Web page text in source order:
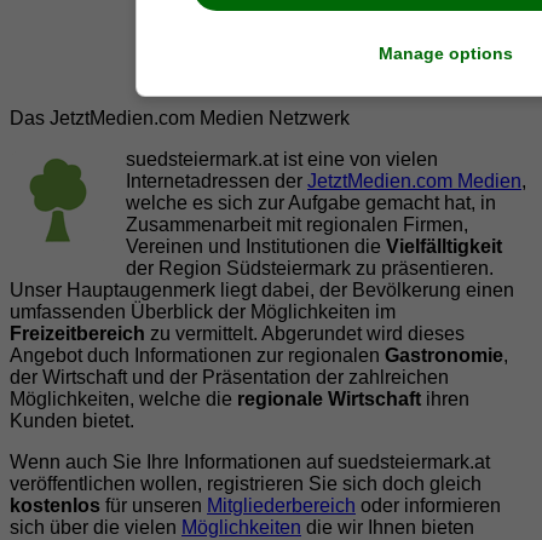
Das JetztMedien.com Medien Netzwerk
suedsteiermark.at ist eine von vielen
Internetadressen der JetztMedien.com Medien,
welche es sich zur Aufgabe gemacht hat, in
Zusammenarbeit mit regionalen Firmen,
Vereinen und Institutionen die Vielfälltigkeit
der Region Südsteiermark zu präsentieren.
Unser Hauptaugenmerk liegt dabei, der Bevölkerung einen
umfassenden Überblick der Möglichkeiten im
Freizeitbereich zu vermittelt. Abgerundet wird dieses
Angebot duch Informationen zur regionalen Gastronomie,
der Wirtschaft und der Präsentation der zahlreichen
Möglichkeiten, welche die regionale Wirtschaft ihren
Kunden bietet.
Wenn auch Sie Ihre Informationen auf suedsteiermark.at
veröffentlichen wollen, registrieren Sie sich doch gleich
kostenlos für unseren Mitgliederbereich oder informieren
sich über die vielen Möglichkeiten die wir Ihnen bieten
Manage options